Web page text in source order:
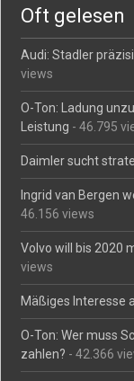
Oft gelesen
Audi: Stadler
views
O-Ton: Ladung
Leistung - 46.795
Daimler sucht
Ingrid van Bergen
46.156 views
Volvo will bis 2020
views
Mäßiges Interesse
O-Ton: Wer muss
zahlen? - 42.366